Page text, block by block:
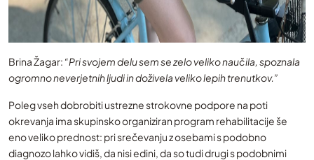
Brina Žagar: “Pri svojem delu sem se zelo veliko naučila, spoznala
ogromno neverjetnih ljudi in doživela veliko lepih trenutkov.”
Poleg vseh dobrobiti ustrezne strokovne podpore na poti
okrevanja ima skupinsko organiziran program rehabilitacije še
eno veliko prednost: pri srečevanju z osebami s podobno
diagnozo lahko vidiš, da nisi edini, da so tudi drugi s podobnimi